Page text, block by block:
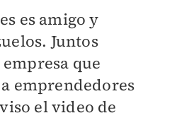
es amigo y
Juntos
que
emprendedores
el video de